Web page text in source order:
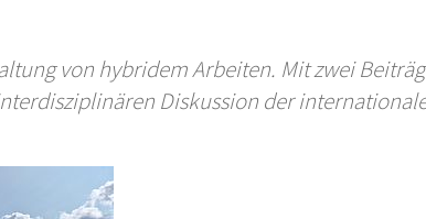
von hybridem Arbeiten. Mit zwei
Diskussion der